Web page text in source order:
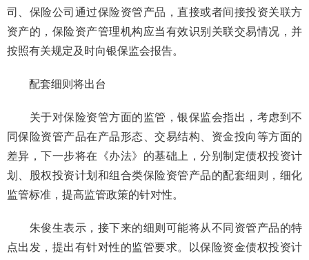
司、保险公司通过保险资管产品，直接或者间接投资关联方
资产的，保险资产管理机构应当有效识别关联交易情况，并
按照有关规定及时向银保监会报告。
配套细则将出台
关于对保险资管方面的监管，银保监会指出，考虑到不
同保险资管产品在产品形态、交易结构、资金投向等方面的
差异，下一步将在《办法》的基础上，分别制定债权投资计
划、股权投资计划和组合类保险资管产品的配套细则，细化
监管标准，提高监管政策的针对性。
朱俊生表示，接下来的细则可能将从不同资管产品的特
点出发，提出有针对性的监管要求。以保险资金债权投资计